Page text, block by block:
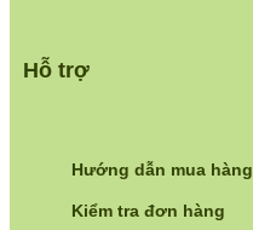
Hỗ trợ
Hướng dẫn mua hàng
Kiểm tra đơn hàng